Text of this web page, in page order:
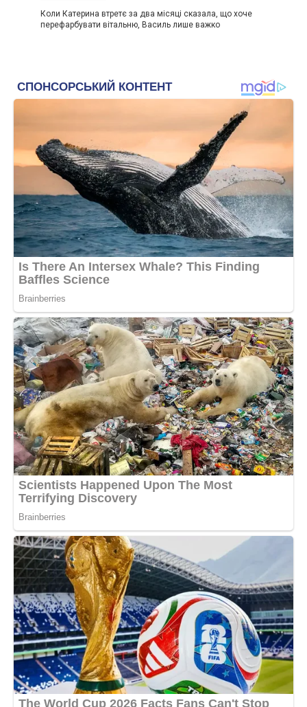
Коли Катерина втретє за два місяці сказала, що хоче
перефарбувати вітальню, Василь лише важко